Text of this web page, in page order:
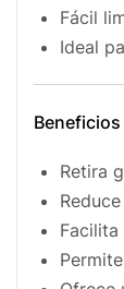
Fácil
Ideal
Beneficios
Retira